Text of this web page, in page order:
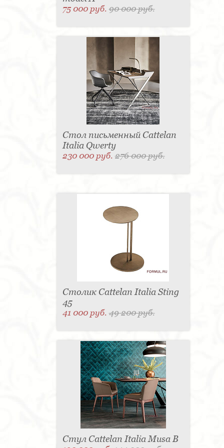
75 000 руб.90 000 руб.
Стол письменный Cattelan
Italia Qwerty
230 000 руб.276 000 руб.
Столик Cattelan Italia Sting
45
41 000 руб.49 200 руб.
Стул Cattelan Italia Musa B